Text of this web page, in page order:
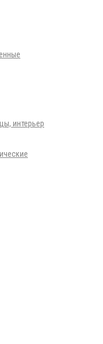
интерьер